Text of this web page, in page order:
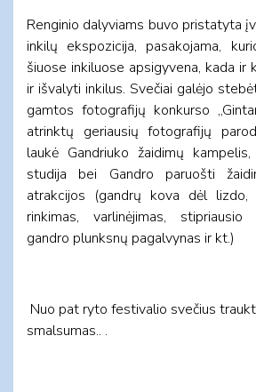
Renginio dalyviams buvo pristatyta
inkilų ekspozicija, pasakojama,
šiuose inkiluose apsigyvena, kada ir
ir išvalyti inkilus. Svečiai galėjo
gamtos fotografijų konkurso
atrinktų geriausių fotografijų
laukė Gandriuko žaidimų
studija bei Gandro paruošti
atrakcijos (gandrų kova dėl lizdo,
rinkimas, varlinėjimas, stipriausio
gandro plunksnų pagalvynas ir kt.)
Nuo pat ryto festivalio svečius
smalsumas.. .